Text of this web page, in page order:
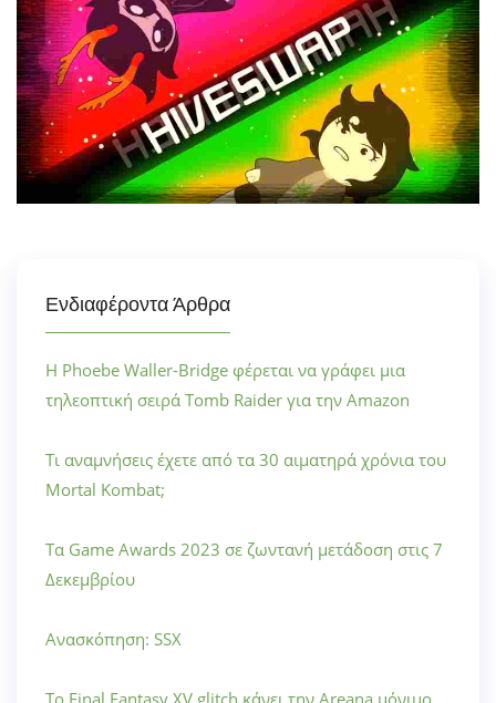
Ενδιαφέροντα Άρθρα
Η Phoebe Waller-Bridge φέρεται να γράφει μια
τηλεοπτική σειρά Tomb Raider για την Amazon
Τι αναμνήσεις έχετε από τα 30 αιματηρά χρόνια του
Mortal Kombat;
Τα Game Awards 2023 σε ζωντανή μετάδοση στις 7
Δεκεμβρίου
Ανασκόπηση: SSX
Το Final Fantasy XV glitch κάνει την Areana μόνιμο